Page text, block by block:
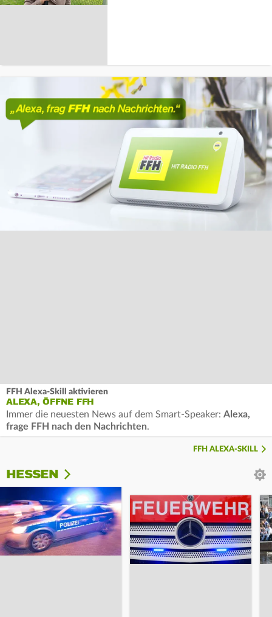
FFH Alexa-Skill aktivieren
ALEXA, ÖFFNE FFH
Immer die neuesten News auf dem Smart-Speaker: Alexa,
frage FFH nach den Nachrichten.
FFH ALEXA-SKILL
HESSEN